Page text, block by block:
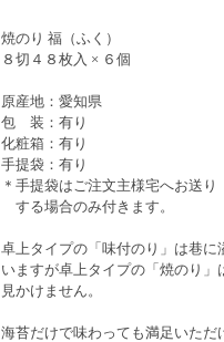
焼のり 福（ふく）
８切４８枚入 × ６個
原産地：愛知県
包 装：有り
化粧箱：有り
手提袋：有り
＊手提袋はご注文主様宅へお送り
する場合のみ付きます。
卓上タイプの「味付のり」は巷に
いますが卓上タイプの「焼のり」
見かけません。
海苔だけで味わっても満足いただ